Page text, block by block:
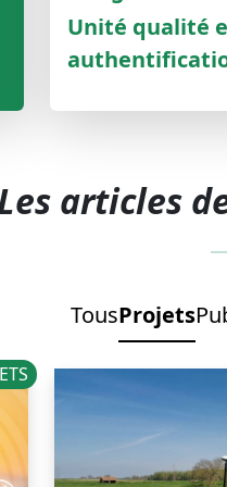
Unité qualité
articles
TousProjets